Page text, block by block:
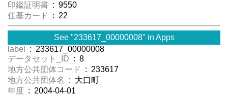
印鑑証明書 : 9550
住基カード
: 22
See "233617_00000008" in Apps
label
: 233617_00000008
データセット_ID : 8
地方公共団体コード
: 233617
地方公共団体名
: 大口町
年度 : 2004-04-01